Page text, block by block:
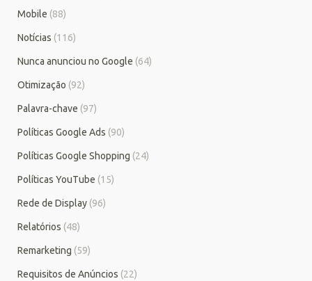
Mobile (88)
Notícias (116)
Nunca anunciou no Google (64)
Otimização (92)
Palavra-chave (97)
Políticas Google Ads (90)
Políticas Google Shopping (24)
Políticas YouTube (15)
Rede de Display (96)
Relatórios (48)
Remarketing (59)
Requisitos de Anúncios (22)